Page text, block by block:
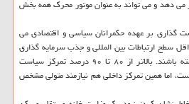
می دهد و می تواند به عنوان موتور محرک همه بخش
گذاری بر عهده حکمرانان سیاسی و اقتصادی می
سطح ارتباطات بین المللی و جذب سرمایه گذاری
در بخش مسکن، برنامه جدی داشته باشند. بالاتر از ۸۰ تا ۹۰ درصد تمرکز سیاست
اما همین تمرکز داخلی هم نیازمند متولی مشخص